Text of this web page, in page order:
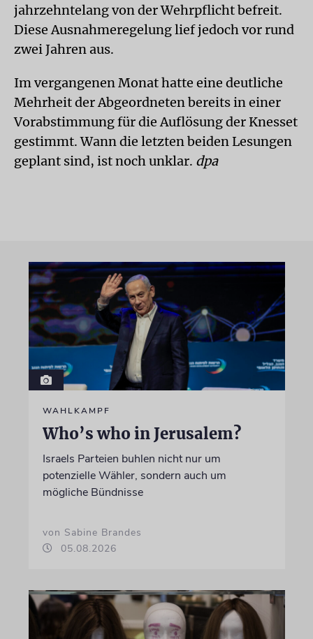
jahrzehntelang von der Wehrpflicht befreit.
Diese Ausnahmeregelung lief jedoch vor rund
zwei Jahren aus.
Im vergangenen Monat hatte eine deutliche
Mehrheit der Abgeordneten bereits in einer
Vorabstimmung für die Auflösung der Knesset
gestimmt. Wann die letzten beiden Lesungen
geplant sind, ist noch unklar. dpa
WAHLKAMPF
Who’s who in Jerusalem?
Israels Parteien buhlen nicht nur um
potenzielle Wähler, sondern auch um
mögliche Bündnisse
von Sabine Brandes
05.08.2026